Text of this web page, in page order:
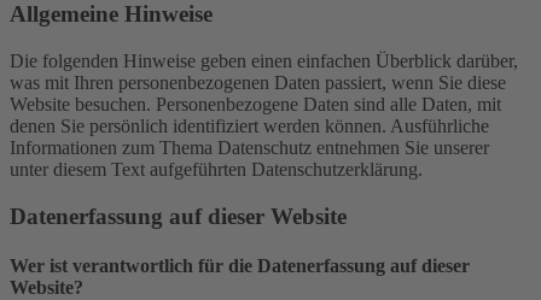
Allgemeine Hinweise
Die folgenden Hinweise geben einen einfachen Überblick darüber,
was mit Ihren personenbezogenen Daten passiert, wenn Sie diese
Website besuchen. Personenbezogene Daten sind alle Daten, mit
denen Sie persönlich identifiziert werden können. Ausführliche
Informationen zum Thema Datenschutz entnehmen Sie unserer
unter diesem Text aufgeführten Datenschutzerklärung.
Datenerfassung auf dieser Website
Wer ist verantwortlich für die Datenerfassung auf dieser
Website?